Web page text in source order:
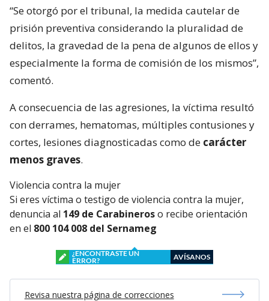
“Se otorgó por el tribunal, la medida cautelar de
prisión preventiva considerando la pluralidad de
delitos, la gravedad de la pena de algunos de ellos y
especialmente la forma de comisión de los mismos”,
comentó.
A consecuencia de las agresiones, la víctima resultó
con derrames, hematomas, múltiples contusiones y
cortes, lesiones diagnosticadas como de carácter
menos graves.
Violencia contra la mujer
Si eres víctima o testigo de violencia contra la mujer,
denuncia al 149 de Carabineroso recibe orientación
en el 800 104 008 del Sernameg
¿ENCONTRASTE UN
ERROR?
AVÍSANOS
Revisa nuestra página de correcciones